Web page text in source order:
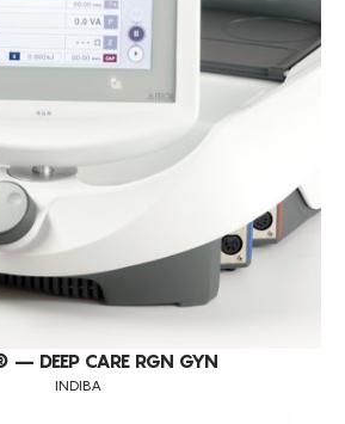
– DEEP CARE RGN GYN
INDIBA